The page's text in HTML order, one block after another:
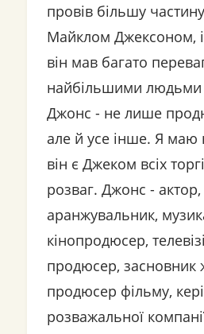
провів більшу
Майклом Джексоном,
він мав багато
найбільшими людьми у
Джонс - не лише
але й усе інше. Я маю
він є Джеком всіх
розваг. Джонс -
аранжувальник,
кінопродюсер,
продюсер, засновник
продюсер фільму,
розважальної